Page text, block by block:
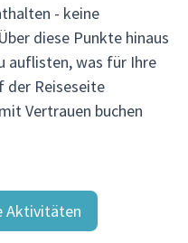
- keine
diese Punkte hinaus
auflisten, was für Ihre
der Reiseseite
Vertrauen buchen
Aktivitäten